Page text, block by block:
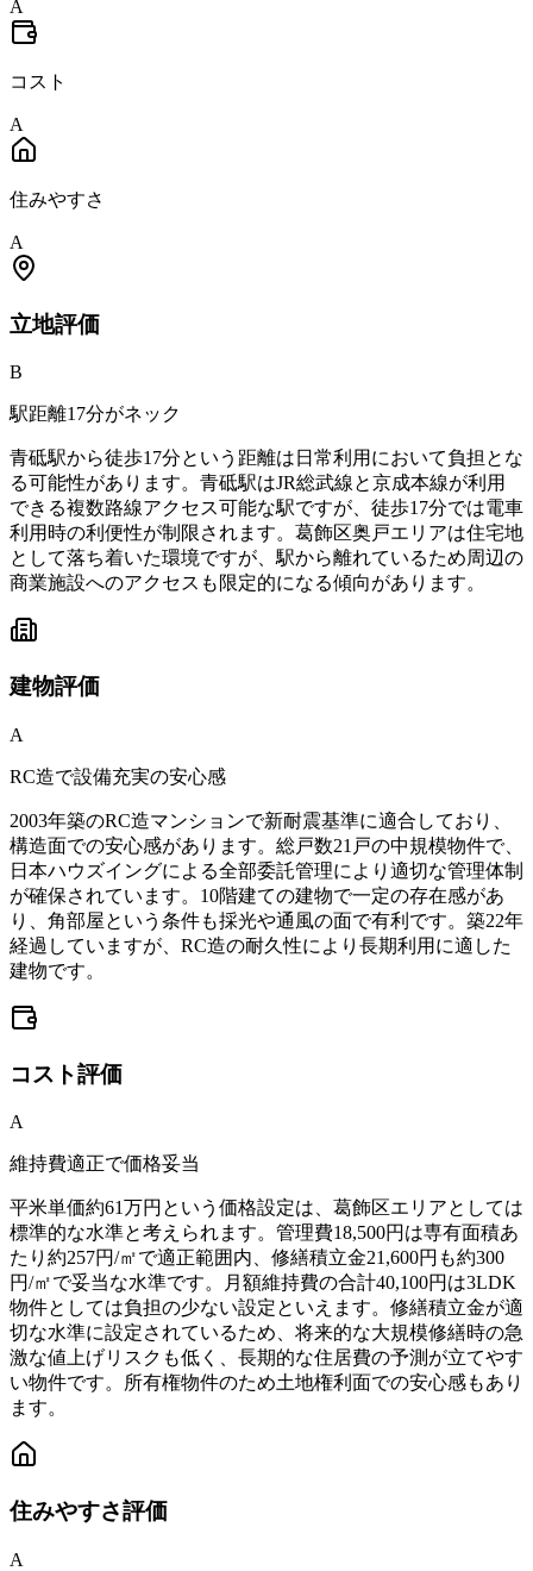
A
コスト
A
住みやすさ
A
立地評価
B
駅距離17分がネック
青砥駅から徒歩17分という距離は日常利用において負担とな
る可能性があります。青砥駅はJR総武線と京成本線が利用
できる複数路線アクセス可能な駅ですが、徒歩17分では電車
利用時の利便性が制限されます。葛飾区奥戸エリアは住宅地
として落ち着いた環境ですが、駅から離れているため周辺の
商業施設へのアクセスも限定的になる傾向があります。
建物評価
A
RC造で設備充実の安心感
2003年築のRC造マンションで新耐震基準に適合しており、
構造面での安心感があります。総戸数21戸の中規模物件で、
日本ハウズイングによる全部委託管理により適切な管理体制
が確保されています。10階建ての建物で一定の存在感があ
り、角部屋という条件も採光や通風の面で有利です。築22年
経過していますが、RC造の耐久性により長期利用に適した
建物です。
コスト評価
A
維持費適正で価格妥当
平米単価約61万円という価格設定は、葛飾区エリアとしては
標準的な水準と考えられます。管理費18,500円は専有面積あ
たり約257円/㎡で適正範囲内、修繕積立金21,600円も約300
円/㎡で妥当な水準です。月額維持費の合計40,100円は3LDK
物件としては負担の少ない設定といえます。修繕積立金が適
切な水準に設定されているため、将来的な大規模修繕時の急
激な値上げリスクも低く、長期的な住居費の予測が立てやす
い物件です。所有権物件のため土地権利面での安心感もあり
ます。
住みやすさ評価
A